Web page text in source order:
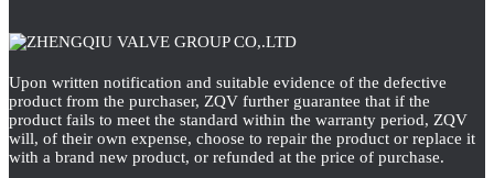
Upon written notification and suitable evidence of the defective
product from the purchaser, ZQV further guarantee that if the
product fails to meet the standard within the warranty period, ZQV
will, of their own expense, choose to repair the product or replace it
with a brand new product, or refunded at the price of purchase.